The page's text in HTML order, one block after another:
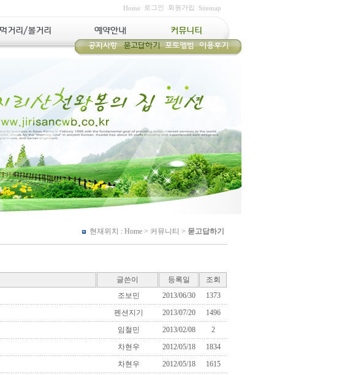
Home 로그인 회원가입 Sitemap
현재위치 : Home > 커뮤니티 > 묻고답하기
글쓴이 등록일
조회
조보민 2013/06/30
1373
펜션지기 2013/07/20
1496
임철민 2013/02/08
2
차현우 2012/05/18
1834
차현우 2012/05/18
1615